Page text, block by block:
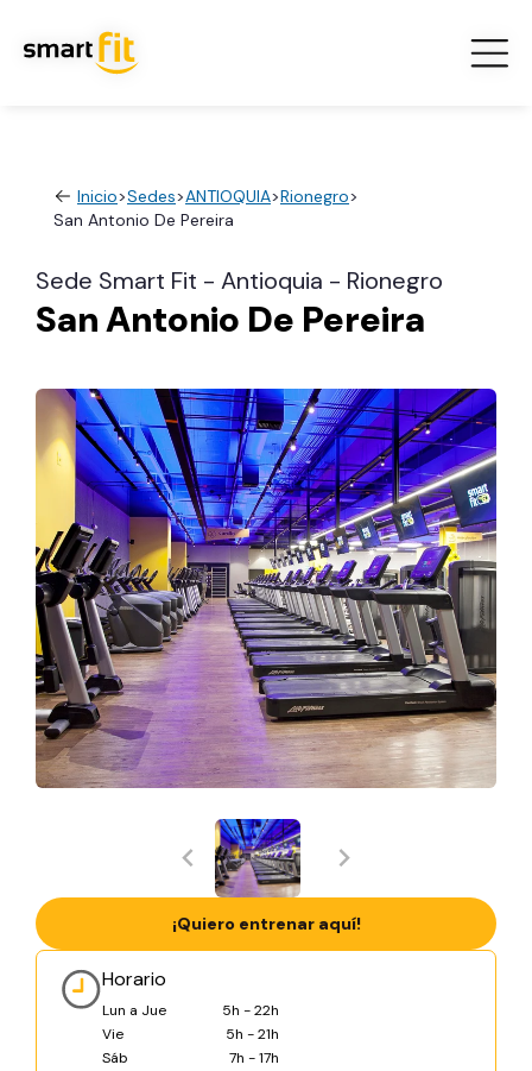
Inicio>Sedes>ANTIOQUIA>Rionegro>
San Antonio De Pereira
Sede Smart Fit - Antioquia - Rionegro
San Antonio De Pereira
Horario
Lun a Jue
5h - 22h
Vie
5h - 21h
Sáb
7h - 17h
¡Quiero entrenar aquí!